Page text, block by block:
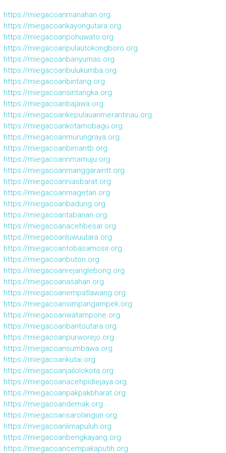
https://miegacoanmanahan.org
https://miegacoankayongutara.org
https://miegacoanpohuwato.org
https://miegacoanpulautokongboro.org
https://miegacoanbanyumas.org
https://miegacoanbulukumba.org
https://miegacoanbintang.org
https://miegacoansintangka.org
https://miegacoanbajawa.org
https://miegacoankepulauanmerantiriau.org
https://miegacoankotamobagu.org
https://miegacoanmurungraya.org
https://miegacoanbimantb.org
https://miegacoannmamuju.org
https://miegacoanmanggaraintt.org
https://miegacoanniasbarat.org
https://miegacoanmagetan.org
https://miegacoanbadung.org
https://miegacoantabanan.org
https://miegacoanacehbesar.org
https://miegacoanluwuutara.org
https://miegacoantobasamosir.org
https://miegacoanbuton.org
https://miegacoanrejanglebong.org
https://miegacoanasahan.org
https://miegacoanempatlawang.org
https://miegacoansimpangampek.org
https://miegacoanwatampone.org
https://miegacoanbaritoutara.org
https://miegacoanpurworejo.org
https://miegacoansumbawa.org
https://miegacoankutai.org
https://miegacoanjailolokota.org
https://miegacoanacehpidiejaya.org
https://miegacoanpakpakbharat.org
https://miegacoandemak.org
https://miegacoansarolangun.org
https://miegacoanlimapuluh.org
https://miegacoanbengkayang.org
https://miegacoancempakaputih.org